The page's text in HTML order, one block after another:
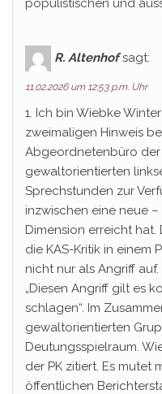
populistischen und
R. Altenhof sagt:
11.02.2026 um 12:53 p.m. Uhr
1. Ich bin Wiebke
zweimaligen Hinweis
Abgeordnetenbüro der
gewaltorientierten
Sprechstunden zur
inzwischen eine neue
Dimension erreicht
die KAS-Kritik in einem
nicht nur als Angriff
„Diesen Angriff gilt es
schlagen“. Im
gewaltorientierten
Deutungsspielraum.
der PK zitiert. Es mutet
öffentlichen